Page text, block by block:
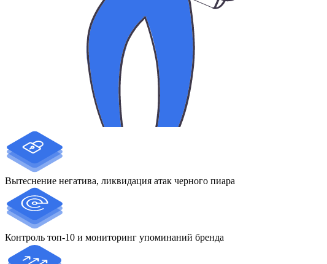
Вытеснение негатива, ликвидация атак черного пиара
Контроль топ-10 и мониторинг упоминаний бренда